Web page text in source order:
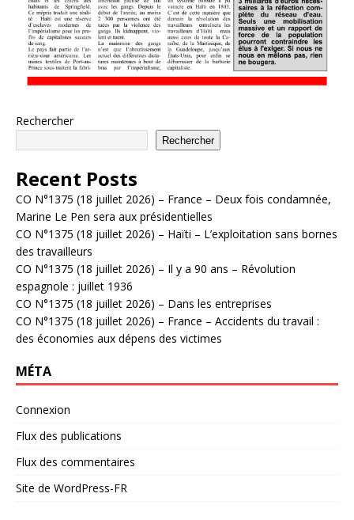
Rechercher
Rechercher
Recent Posts
CO N°1375 (18 juillet 2026) – France – Deux fois condamnée,
Marine Le Pen sera aux présidentielles
CO N°1375 (18 juillet 2026) – Haïti – L’exploitation sans bornes
des travailleurs
CO N°1375 (18 juillet 2026) – Il y a 90 ans – Révolution
espagnole : juillet 1936
CO N°1375 (18 juillet 2026) – Dans les entreprises
CO N°1375 (18 juillet 2026) – France – Accidents du travail :
des économies aux dépens des victimes
MÉTA
Connexion
Flux des publications
Flux des commentaires
Site de WordPress-FR